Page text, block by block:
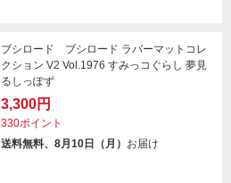
ブシロード ブシロード ラバーマットコレ
クション V2 Vol.1976 すみっコぐらし 夢見
るしっぽず
3,300円
330ポイント
送料無料、8月10日（月） お届け